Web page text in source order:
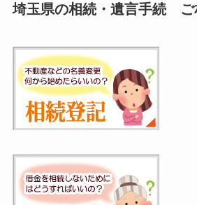
埼玉県の相続・遺言手続 ご